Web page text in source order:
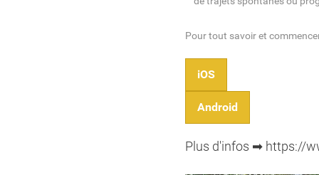
Pour tout savoir et
iOS
Android
Plus d'infos ➡ https://